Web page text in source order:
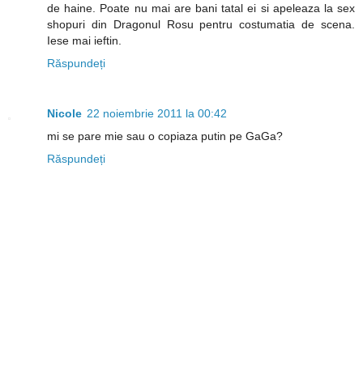
de haine. Poate nu mai are bani tatal ei si apeleaza la sex
shopuri din Dragonul Rosu pentru costumatia de scena.
Iese mai ieftin.
Răspundeți
Nicole 22 noiembrie 2011 la 00:42
mi se pare mie sau o copiaza putin pe GaGa?
Răspundeți